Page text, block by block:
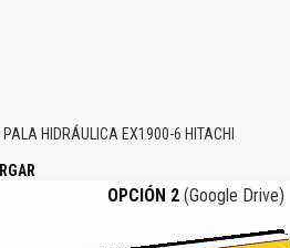
HIDRÁULICA EX1900-6 HITACHI
OPCIÓN 2 (Google Drive)